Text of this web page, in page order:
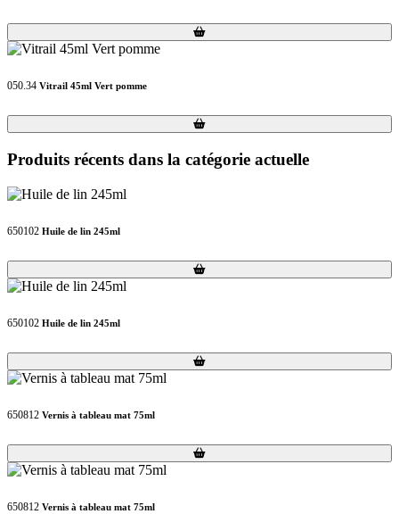
Loading...
Loading...
050.34 Vitrail 45ml Vert pomme
Loading...
Loading...
Produits récents dans la catégorie actuelle
650102 Huile de lin 245ml
Loading...
Loading...
650102 Huile de lin 245ml
Loading...
Loading...
650812 Vernis à tableau mat 75ml
Loading...
Loading...
650812 Vernis à tableau mat 75ml